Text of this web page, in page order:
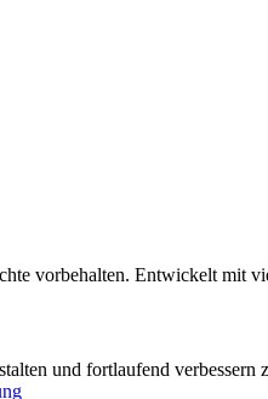
vorbehalten. Entwickelt mit
und fortlaufend